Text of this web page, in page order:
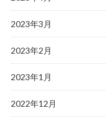
2023年3月
2023年2月
2023年1月
2022年12月